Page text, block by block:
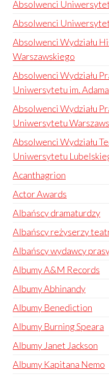
Absolwenci
Absolwenci
Absolwenci Wydziału
Warszawskiego
Absolwenci Wydziału
Uniwersytetu im.
Absolwenci Wydziału
Uniwersytetu
Absolwenci Wydziału
Uniwersytetu
Acanthagrion
Actor Awards
Albańscy dramaturdzy
Albańscy reżyserzy
Albańscy wydawcy
Albumy A&M Records
Albumy Abhinandy
Albumy Benediction
Albumy Burning Speara
Albumy Janet Jackson
Albumy Kapitana Nemo